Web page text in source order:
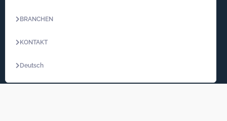
BRANCHEN
KONTAKT
Deutsch